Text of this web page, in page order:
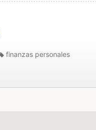
finanzas personales